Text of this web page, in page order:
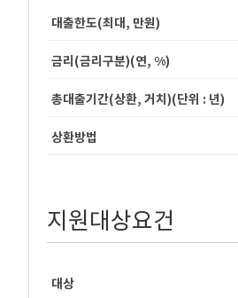
대출한도(최대, 만원)
금리(금리구분)(연, %)
총대출기간(상환, 거치)(단위 : 년)
상환방법
지원대상요건
대상